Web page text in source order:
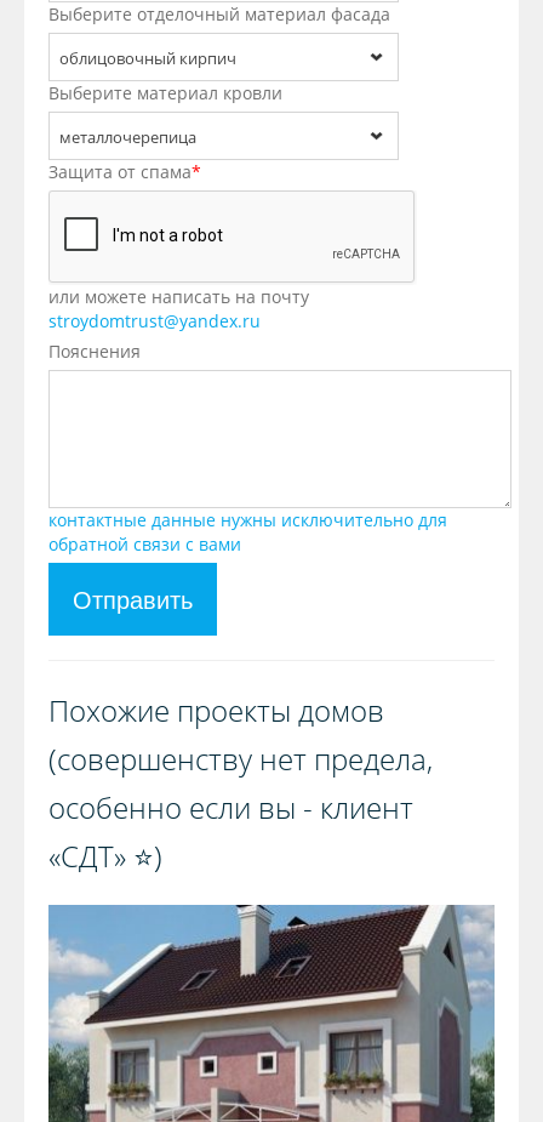
Выберите отделочный материал фасада
облицовочный кирпич
Выберите материал кровли
металлочерепица
Защита от спама*
или можете написать на почту
stroydomtrust@yandex.ru
Пояснения
контактные данные нужны исключительно для
обратной связи с вами
Отправить
Похожие проекты домов
(совершенству нет предела,
особенно если вы - клиент
«СДТ» ⭐️)️